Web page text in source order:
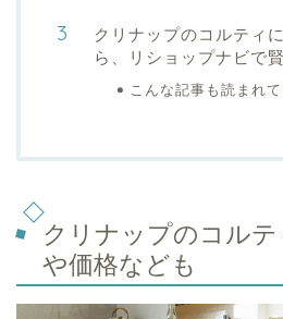
クリナップのコルティ
ら、リショップナビで
こんな記事も読まれ
クリナップのコル
や価格なども